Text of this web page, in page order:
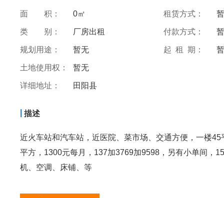
面 积： 0㎡ 租赁方式：
类 别： 厂房出租 付款方式：
规划用途： 暂无 起 租 期：
土地使用权： 暂无
详细地址： 田阳县
描述
近火车站和汽车站，近医院、菜市场、交通方便，一楼
平方，1300元每月，137加3769加9598，另有小单间，
机、空调、床铺、等